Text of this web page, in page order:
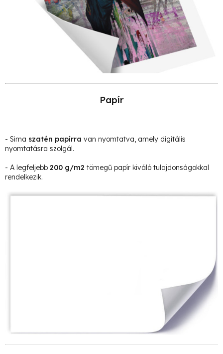
Papír
- Sima szatén papírra van nyomtatva, amely digitális
nyomtatásra szolgál.
- A legfeljebb 200 g/m2 tömegű papír kiváló tulajdonságokkal
rendelkezik.